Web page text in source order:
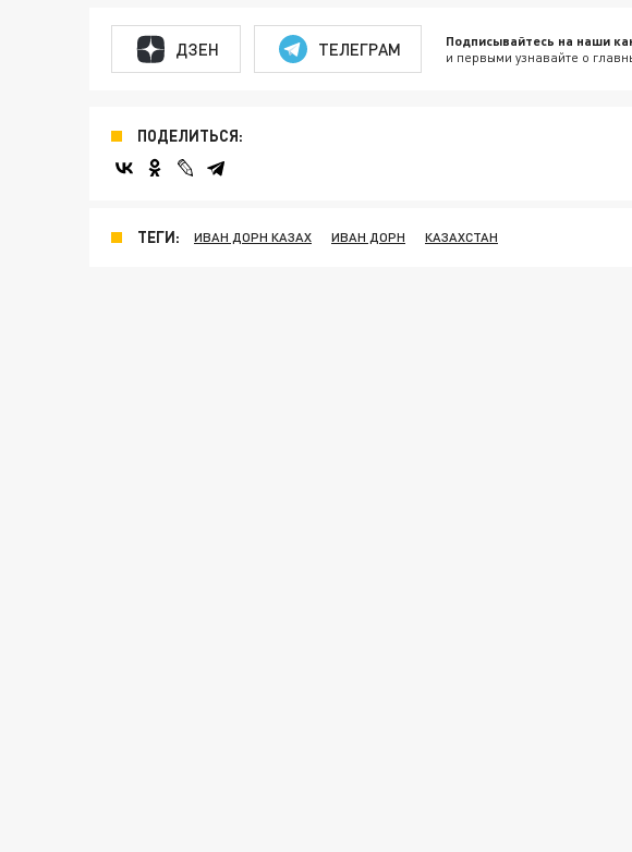
ДЗЕН ТЕЛЕГРАМ Подписывайтесь на наши
и первыми узнавайте о
ПОДЕЛИТЬСЯ:
ТЕГИ: ИВАН ДОРН КАЗАХ ИВАН ДОРН КАЗАХСТАН